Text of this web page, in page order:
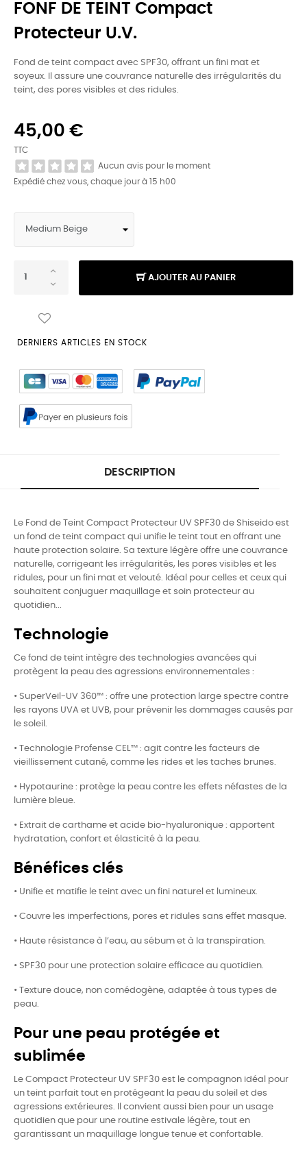
FONF DE TEINT Compact
Protecteur U.v.
Fond de teint compact avec SPF30, offrant un fini mat et
soyeux. Il assure une couvrance naturelle des irrégularités du
teint, des pores visibles et des ridules.
45,00 €
TTC
Aucun avis pour le moment
Expédié chez vous, chaque jour à 15 h00
AJOUTER AU PANIER
DERNIERS ARTICLES EN STOCK
DESCRIPTION
Le Fond de Teint Compact Protecteur UV SPF30 de Shiseido est
un fond de teint compact qui unifie le teint tout en offrant une
haute protection solaire. Sa texture légère offre une couvrance
naturelle, corrigeant les irrégularités, les pores visibles et les
ridules, pour un fini mat et velouté. Idéal pour celles et ceux qui
souhaitent conjuguer maquillage et soin protecteur au
quotidien...
Technologie
Ce fond de teint intègre des technologies avancées qui
protègent la peau des agressions environnementales :
• SuperVeil-UV 360™ : offre une protection large spectre contre
les rayons UVA et UVB, pour prévenir les dommages causés par
le soleil.
• Technologie Profense CEL™ : agit contre les facteurs de
vieillissement cutané, comme les rides et les taches brunes.
• Hypotaurine : protège la peau contre les effets néfastes de la
lumière bleue.
• Extrait de carthame et acide bio-hyaluronique : apportent
hydratation, confort et élasticité à la peau.
Bénéfices clés
• Unifie et matifie le teint avec un fini naturel et lumineux.
• Couvre les imperfections, pores et ridules sans effet masque.
• Haute résistance à l’eau, au sébum et à la transpiration.
• SPF30 pour une protection solaire efficace au quotidien.
• Texture douce, non comédogène, adaptée à tous types de
peau.
Pour une peau protégée et
sublimée
Le Compact Protecteur UV SPF30 est le compagnon idéal pour
un teint parfait tout en protégeant la peau du soleil et des
agressions extérieures. Il convient aussi bien pour un usage
quotidien que pour une routine estivale légère, tout en
garantissant un maquillage longue tenue et confortable.